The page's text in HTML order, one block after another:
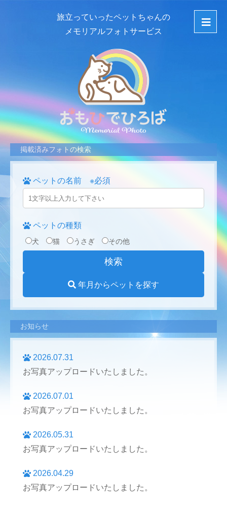
旅立っていったペットちゃんの
メモリアルフォトサービス
掲載済みフォトの検索
ペットの名前 ※必須
ペットの種類
犬 猫 うさぎ その他
年月からペットを探す
お知らせ
2026.07.31
お写真アップロードいたしました。
2026.07.01
お写真アップロードいたしました。
2026.05.31
お写真アップロードいたしました。
2026.04.29
お写真アップロードいたしました。